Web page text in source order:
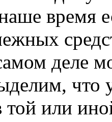
время
деле
что
той или